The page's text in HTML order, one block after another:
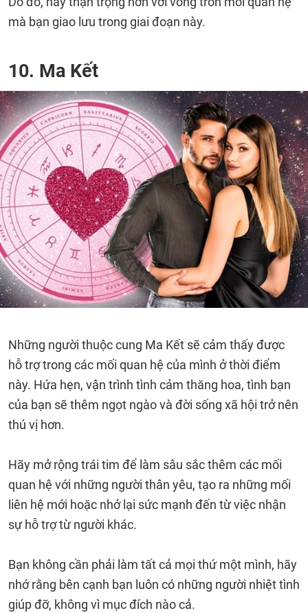
mà bạn giao lưu trong giai đoạn này.
10. Ma Kết
Những người thuộc cung Ma Kết sẽ cảm thấy được
hỗ trợ trong các mối quan hệ của mình ở thời điểm
này. Hứa hẹn, vận trình tình cảm thăng hoa, tình bạn
của bạn sẽ thêm ngọt ngào và đời sống xã hội trở nên
thú vị hơn.
Hãy mở rộng trái tim để làm sâu sắc thêm các mối
quan hệ với những người thân yêu, tạo ra những mối
liên hệ mới hoặc nhớ lại sức mạnh đến từ việc nhận
sự hỗ trợ từ người khác.
Bạn không cần phải làm tất cả mọi thứ một mình, hãy
nhớ rằng bên cạnh bạn luôn có những người nhiệt tình
giúp đỡ, không vì mục đích nào cả.